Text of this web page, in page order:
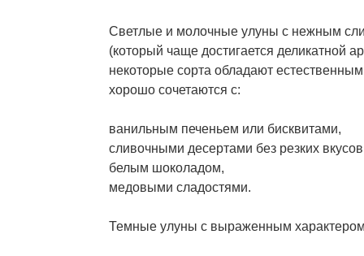
Светлые и молочные улуны с нежным
(который чаще достигается деликатной
некоторые сорта обладают
хорошо сочетаются с:
ванильным печеньем или бисквитами,
сливочными десертами без резких
белым шоколадом,
медовыми сладостями.
Темные улуны с выраженным